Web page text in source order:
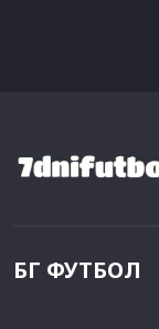
БГ ФУТБОЛ